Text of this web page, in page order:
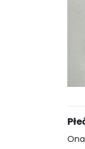
Ona